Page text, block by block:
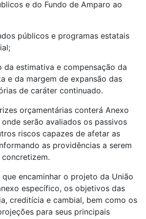
e do Fundo de Amparo ao
públicos e programas estatais
estimativa e compensação da
e da margem de expansão das
de caráter continuado.
orçamentárias conterá Anexo
onde serão avaliados os passivos
riscos capazes de afetar as
as providências a serem
que encaminhar o projeto da União
específico, os objetivos das
creditícia e cambial, bem como os
para seus principais